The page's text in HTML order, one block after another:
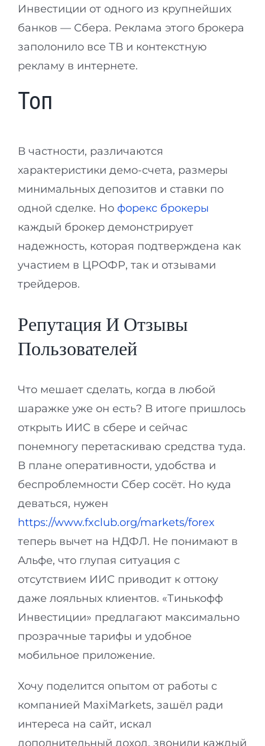
Инвестиции от одного из крупнейших
банков — Сбера. Реклама этого брокера
заполонило все ТВ и контекстную
рекламу в интернете.
Топ
В частности, различаются
характеристики демо-счета, размеры
минимальных депозитов и ставки по
одной сделке. Но форекс брокеры
каждый брокер демонстрирует
надежность, которая подтверждена как
участием в ЦРОФР, так и отзывами
трейдеров.
Репутация И Отзывы
Пользователей
Что мешает сделать, когда в любой
шаражке уже он есть? В итоге пришлось
открыть ИИС в сбере и сейчас
понемногу перетаскиваю средства туда.
В плане оперативности, удобства и
беспроблемности Сбер сосёт. Но куда
деваться, нужен
https://www.fxclub.org/markets/forex
теперь вычет на НДФЛ. Не понимают в
Альфе, что глупая ситуация с
отсутствием ИИС приводит к оттоку
даже лояльных клиентов. «Тинькофф
Инвестиции» предлагают максимально
прозрачные тарифы и удобное
мобильное приложение.
Хочу поделится опытом от работы с
компанией MaxiMarkets, зашёл ради
интереса на сайт, искал
дополнительный доход, звонили каждый